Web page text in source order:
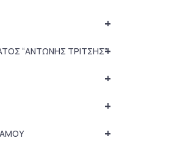
+
+
“ΑΝΤΩΝΗΣ ΤΡΙΤΣΗΣ”
+
+
+